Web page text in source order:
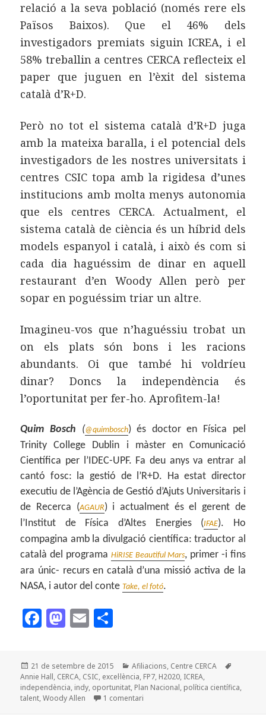
relació a la seva població (només rere els
Països Baixos). Que el 46% dels
investigadors premiats siguin ICREA, i el
58% treballin a centres CERCA reflecteix el
paper que juguen en l’èxit del sistema
català d’R+D.
Però no tot el sistema català d’R+D juga
amb la mateixa baralla, i el potencial dels
investigadors de les nostres universitats i
centres CSIC topa amb la rigidesa d’unes
institucions amb molta menys autonomia
que els centres CERCA. Actualment, el
sistema català de ciència és un híbrid dels
models espanyol i català, i això és com si
cada dia haguéssim de dinar en aquell
restaurant d’en Woody Allen però per
sopar en poguéssim triar un altre.
Imagineu-vos que n’haguéssiu trobat un
on els plats són bons i les racions
abundants. Oi que també hi voldríeu
dinar? Doncs la independència és
l’oportunitat per fer-ho. Aprofitem-la!
Quim Bosch (@quimbosch) és doctor en Física pel
Trinity College Dublin i màster en Comunicació
Científica per l’IDEC-UPF. Fa deu anys va entrar al
cantó fosc: la gestió de l’R+D. Ha estat director
executiu de l’Agència de Gestió d’Ajuts Universitaris i
de Recerca (AGAUR) i actualment és el gerent de
l’Institut de Física d’Altes Energies (IFAE). Ho
compagina amb la divulgació científica: traductor al
català del programa HiRISE Beautiful Mars, primer -i fins
ara únic- recurs en català d’una missió activa de la
NASA, i autor del conteTake, el fotó.
F
c
e
b
M
to
d
o
E
ai
l p
a
Publicat
el
21 de setembre de 2015 Categories
Afiliacions, Centre CERCA
Annie Hall, CERCA, CSIC, excel·lència, FP7, H2020, ICREA,
independència, indy, oportunitat, Plan Nacional, política científica,
talent,Woody Allen 1 comentari